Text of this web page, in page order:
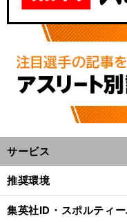
サービス
推奨環境
集英社ID・スポルティ